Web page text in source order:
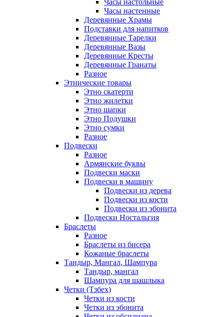
Часы настольные
Часы настенные
Деревянные Храмы
Подставки для напитков
Деревянные Тарелки
Деревянные Вазы
Деревянные Кресты
Деревянные Гранаты
Разное
Этнические товары
Этно скатерти
Этно жилетки
Этно шапки
Этно Подушки
Этно сумки
Разное
Подвески
Разное
Армянские буквы
Подвески маски
Подвески в машину
Подвески из дерева
Подвески из кости
Подвески из эбонита
Подвески Ностальгия
Браслеты
Разное
Браслеты из бисера
Кожаные браслеты
Тандыр, Мангал, Шампура
Тандыр, мангал
Шампура для шашлыка
Четки (Тзбех)
Четки из кости
Четки из эбонита